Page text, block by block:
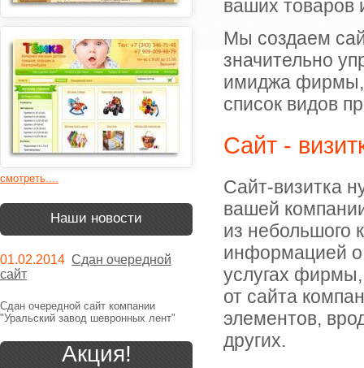
смотреть....
Наши новости
01.02.2014 Сдан очередной
сайт
Сдан очередной сайт компании
"Уральский завод шевронных лент"
Акция!
ваших товаров
Мы создаем
значительно
имиджа фирмы,
список видов
Сайт -
Сайт-визитка
вашей
из небольшого
информацией о
услугах
от сайта
элементов,
других.